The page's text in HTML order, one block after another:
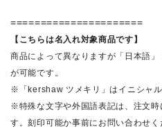
======================
【こちらは名入れ対象商品です】
商品によって異なりますが「日本語
が可能です。
※「kershaw ツメキリ」はイニシャ
※特殊な文字や外国語表記は、注文時
す。刻印可能か事前にお問い合わせく